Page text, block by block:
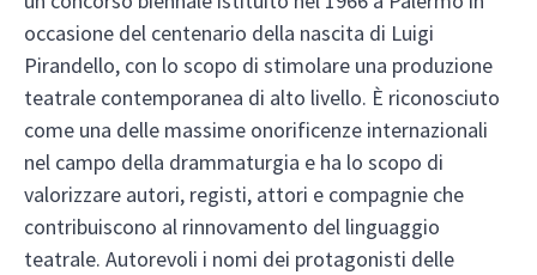
occasione del centenario della nascita di Luigi
Pirandello, con lo scopo di stimolare una produzione
teatrale contemporanea di alto livello. È riconosciuto
come una delle massime onorificenze internazionali
nel campo della drammaturgia e ha lo scopo di
valorizzare autori, registi, attori e compagnie che
contribuiscono al rinnovamento del linguaggio
teatrale. Autorevoli i nomi dei protagonisti delle